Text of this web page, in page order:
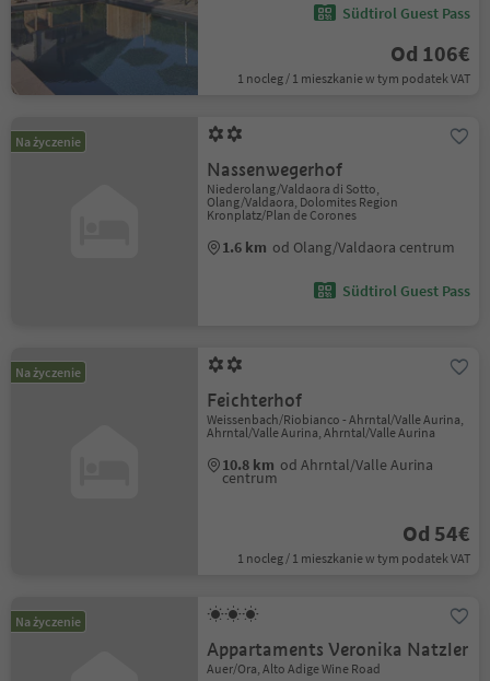
Südtirol Guest Pass
Od 106€
1 nocleg / 1 mieszkanie w tym podatek VAT
Na życzenie
Nassenwegerhof
Niederolang/Valdaora di Sotto,
Olang/Valdaora, Dolomites Region
Kronplatz/Plan de Corones
1.6 km od Olang/Valdaora centrum
Südtirol Guest Pass
Na życzenie
Feichterhof
Weissenbach/Riobianco - Ahrntal/Valle Aurina,
Ahrntal/Valle Aurina, Ahrntal/Valle Aurina
10.8 km od Ahrntal/Valle Aurina
centrum
Od 54€
1 nocleg / 1 mieszkanie w tym podatek VAT
Na życzenie
Appartaments Veronika Natzler
Auer/Ora, Alto Adige Wine Road